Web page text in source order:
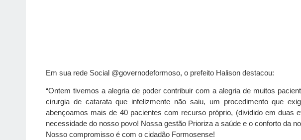
Em sua rede Social @governodeformoso, o prefeito Halison destacou:
“Ontem tivemos a alegria de poder contribuir com a alegria de muitos
cirurgia de catarata que infelizmente não saiu, um procedimento que
abençoamos mais de 40 pacientes com recurso próprio, (dividido em duas
necessidade do nosso povo! Nossa gestão Prioriza a saúde e o conforto da
Nosso compromisso é com o cidadão Formosense!